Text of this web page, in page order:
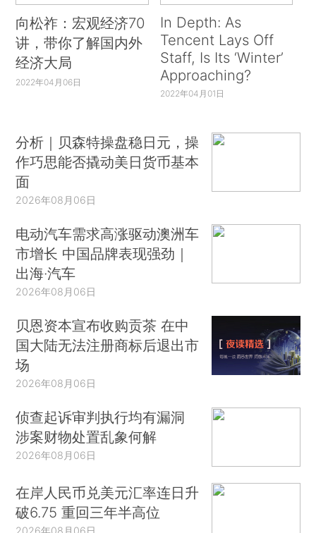
向松祚：宏观经济70
讲，带你了解国内外
经济大局
2022年04月06日
In Depth: As
Tencent Lays Off
Staff, Is Its ‘Winter’
Approaching?
2022年04月01日
分析｜贝森特操盘稳日元，操
作巧思能否撬动美日货币基本
面
2026年08月06日
电动汽车需求高涨驱动澳洲车
市增长 中国品牌表现强劲｜
出海·汽车
2026年08月06日
贝恩资本宣布收购贡茶 在中
国大陆无法注册商标后退出市
场
2026年08月06日
侦查起诉审判执行均有漏洞
涉案财物处置乱象何解
2026年08月06日
在岸人民币兑美元汇率连日升
破6.75 重回三年半高位